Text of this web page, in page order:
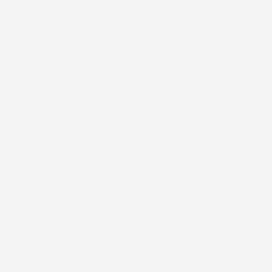
касается каждого жителя Ленинградской области.